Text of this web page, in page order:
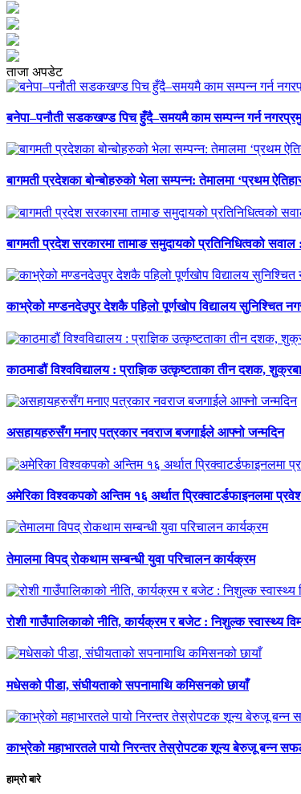
ताजा अपडेट
बनेपा–पनौती सडकखण्ड पिच हुँदै–समयमै काम सम्पन्न गर्न
बागमती प्रदेशका बोन्बोहरुको भेला सम्पन्न: तेमालमा ‘प्रथम
बागमती प्रदेश सरकारमा तामाङ समुदायको प्रतिनिधित्वको सवाल
काभ्रेको मण्डनदेउपुर देशकै पहिलो पूर्णखोप विद्यालय सुनिश्चित
काठमाडौं विश्वविद्यालय : प्राज्ञिक उत्कृष्टताका तीन दशक,
असहायहरुसँग मनाए पत्रकार नवराज बजगाईले आफ्नो जन्मदिन
अमेरिका विश्वकपको अन्तिम १६ अर्थात प्रिक्वाटर्डफाइनलमा
तेमालमा विपद् रोकथाम सम्बन्धी युवा परिचालन कार्यक्रम
रोशी गाउँपालिकाको नीति, कार्यक्रम र बजेट : निशुल्क स्वास्थ्य
मधेसको पीडा, संघीयताको सपनामाथि कमिसनको छायाँ
काभ्रेको महाभारतले पायो निरन्तर तेस्रोपटक शून्य बेरुजू बन्न
हाम्रो बारे